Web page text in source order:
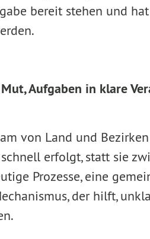
bereit stehen und
Aufgaben in klare
von Land und
erfolgt, statt sie
Prozesse, eine
der hilft,